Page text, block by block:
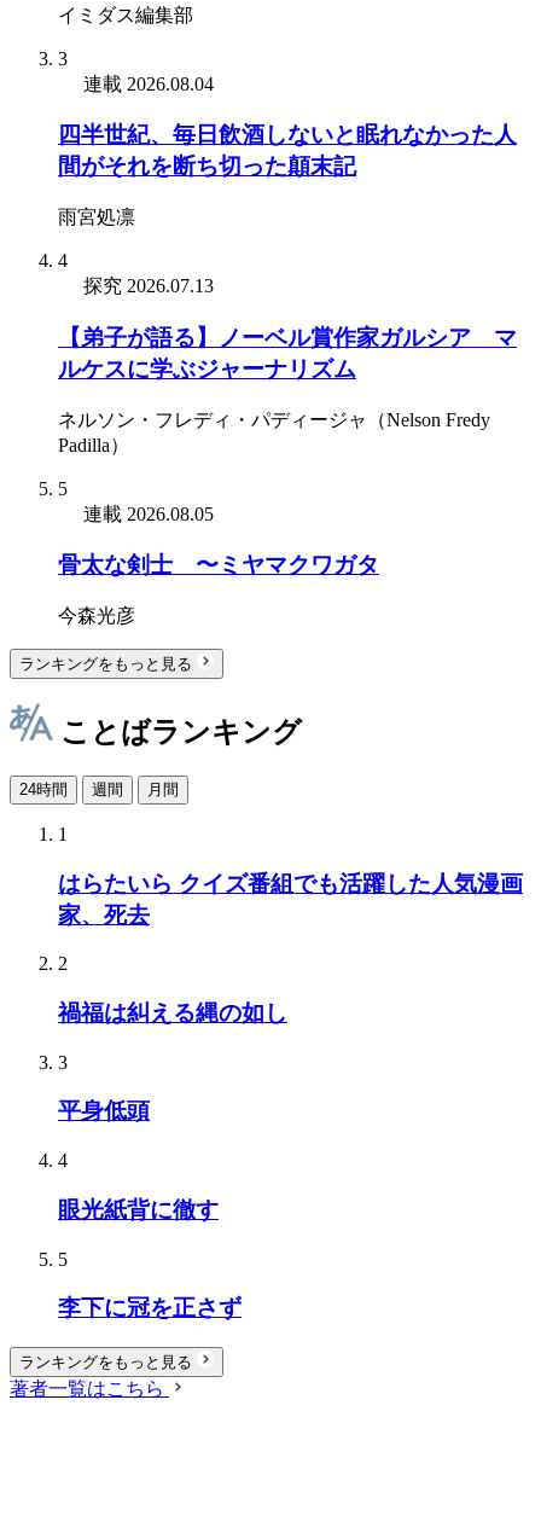
イミダス編集部
3
連載 2026.08.04
四半世紀、毎日飲酒しないと眠れなかった人
間がそれを断ち切った顛末記
雨宮処凛
4
探究 2026.07.13
【弟子が語る】ノーベル賞作家ガルシア゠マ
ルケスに学ぶジャーナリズム
ネルソン・フレディ・パディージャ（Nelson Fredy
Padilla）
5
連載 2026.08.05
骨太な剣士 〜ミヤマクワガタ
今森光彦
ランキングをもっと見る
ことばランキング
24時間 週間 月間
1
はらたいら クイズ番組でも活躍した人気漫画
家、死去
2
禍福は糾える縄の如し
3
平身低頭
4
眼光紙背に徹す
5
李下に冠を正さず
ランキングをもっと見る
著者一覧はこちら